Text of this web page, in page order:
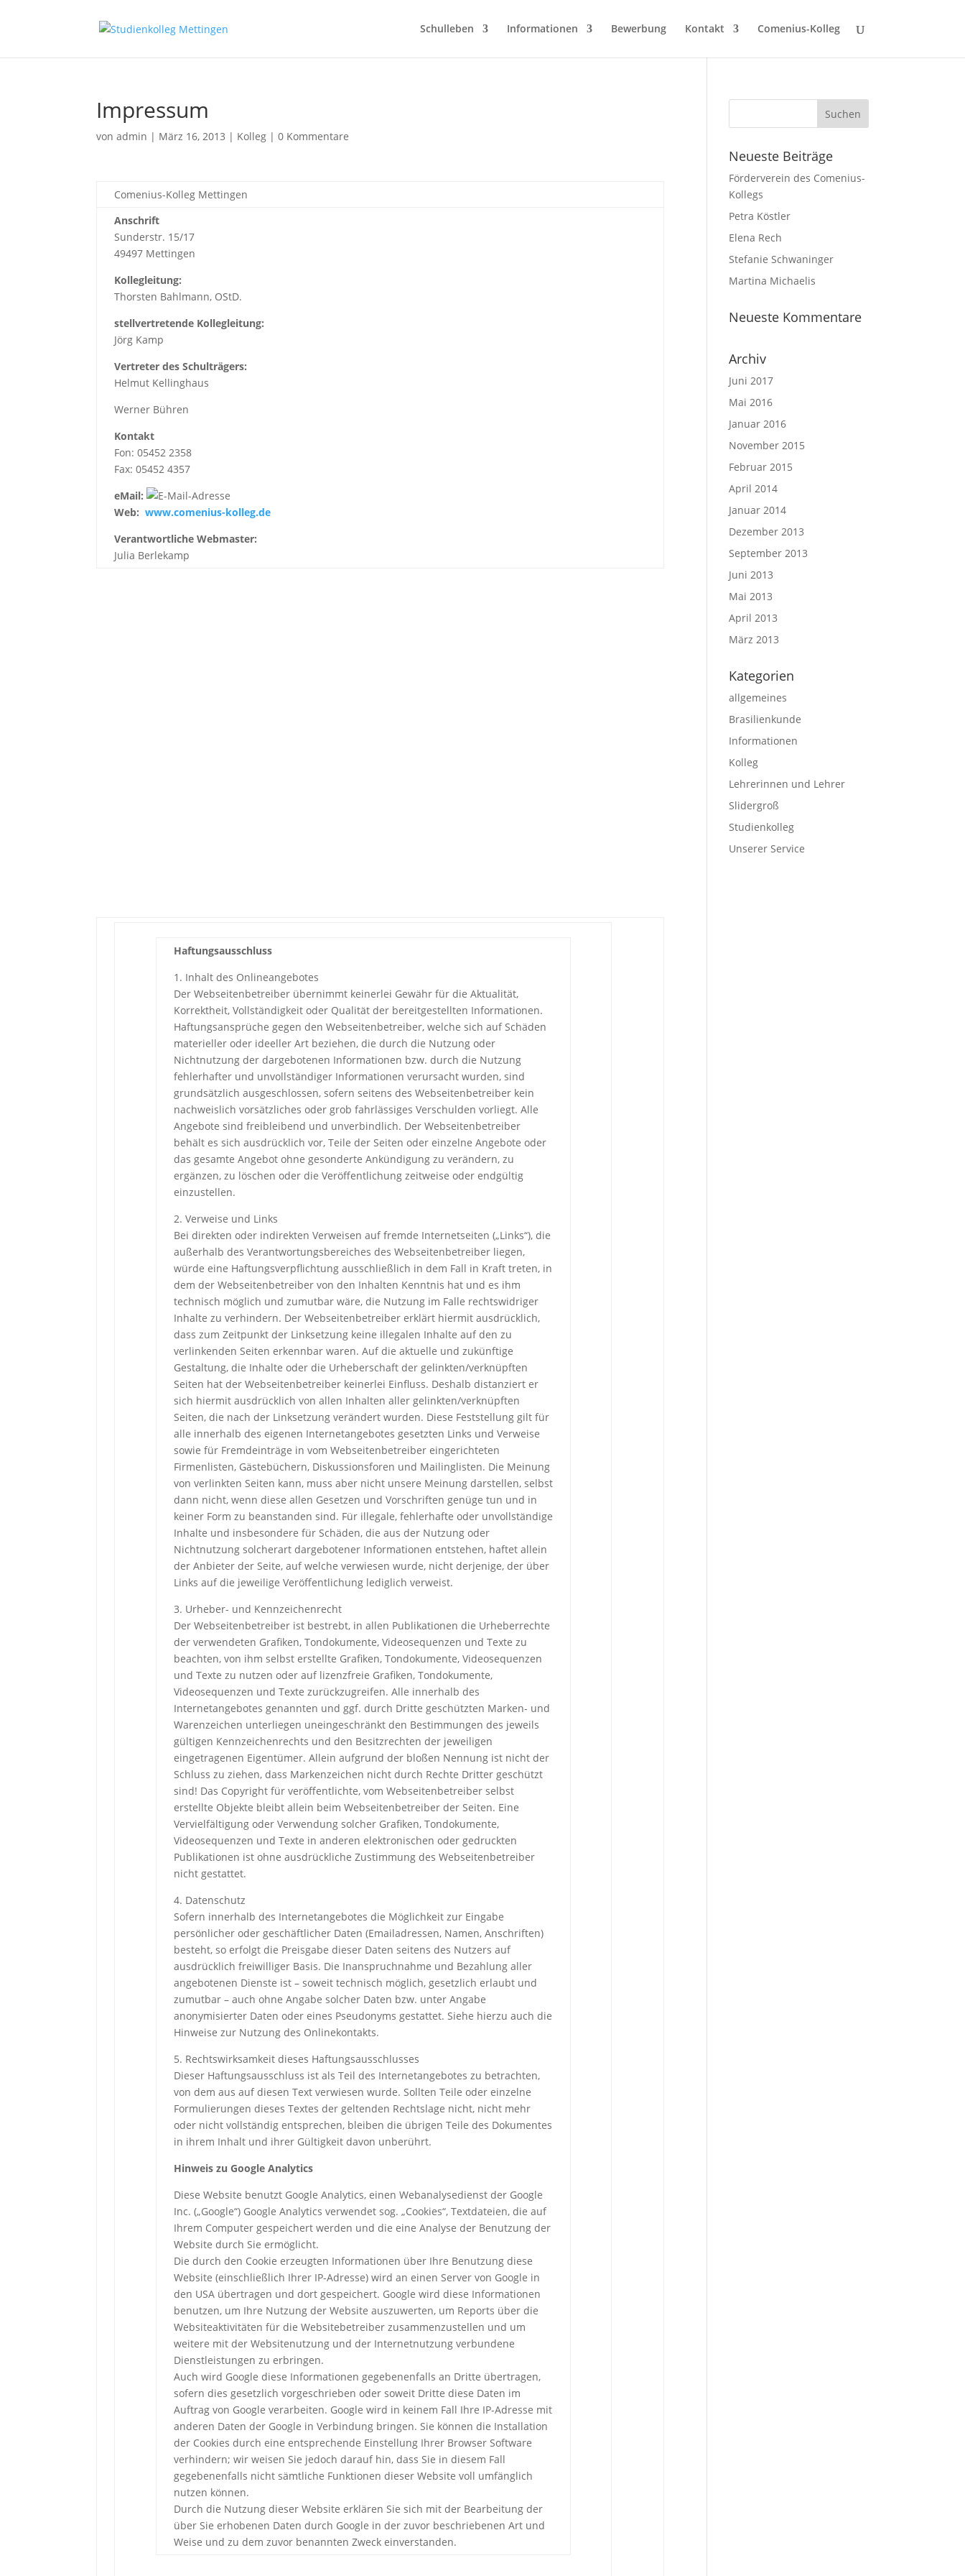
Schulleben Informationen Bewerbung Kontakt Comenius-Kolleg
Impressum
vonadmin | März 16, 2013 | Kolleg |0 Kommentare
Comenius-Kolleg Mettingen
Anschrift
Sunderstr. 15/17
49497 Mettingen
Kollegleitung:
Thorsten Bahlmann, OStD.
stellvertretende Kollegleitung:
Jörg Kamp
Vertreter des Schulträgers:
Helmut Kellinghaus
Werner Bühren
Kontakt
Fon: 05452 2358
Fax: 05452 4357
eMail:
Web:www.comenius-kolleg.de
Verantwortliche Webmaster:
Julia Berlekamp
Haftungsausschluss
1. Inhalt des Onlineangebotes
Der Webseitenbetreiber übernimmt keinerlei Gewähr für die Aktualität,
Korrektheit, Vollständigkeit oder Qualität der bereitgestellten Informationen.
Haftungsansprüche gegen den Webseitenbetreiber, welche sich auf Schäden
materieller oder ideeller Art beziehen, die durch die Nutzung oder
Nichtnutzung der dargebotenen Informationen bzw. durch die Nutzung
fehlerhafter und unvollständiger Informationen verursacht wurden, sind
grundsätzlich ausgeschlossen, sofern seitens des Webseitenbetreiber kein
nachweislich vorsätzliches oder grob fahrlässiges Verschulden vorliegt. Alle
Angebote sind freibleibend und unverbindlich. Der Webseitenbetreiber
behält es sich ausdrücklich vor, Teile der Seiten oder einzelne Angebote oder
das gesamte Angebot ohne gesonderte Ankündigung zu verändern, zu
ergänzen, zu löschen oder die Veröffentlichung zeitweise oder endgültig
einzustellen.
2. Verweise und Links
Bei direkten oder indirekten Verweisen auf fremde Internetseiten („Links“), die
außerhalb des Verantwortungsbereiches des Webseitenbetreiber liegen,
würde eine Haftungsverpflichtung ausschließlich in dem Fall in Kraft treten, in
dem der Webseitenbetreiber von den Inhalten Kenntnis hat und es ihm
technisch möglich und zumutbar wäre, die Nutzung im Falle rechtswidriger
Inhalte zu verhindern. Der Webseitenbetreiber erklärt hiermit ausdrücklich,
dass zum Zeitpunkt der Linksetzung keine illegalen Inhalte auf den zu
verlinkenden Seiten erkennbar waren. Auf die aktuelle und zukünftige
Gestaltung, die Inhalte oder die Urheberschaft der gelinkten/verknüpften
Seiten hat der Webseitenbetreiber keinerlei Einfluss. Deshalb distanziert er
sich hiermit ausdrücklich von allen Inhalten aller gelinkten/verknüpften
Seiten, die nach der Linksetzung verändert wurden. Diese Feststellung gilt für
alle innerhalb des eigenen Internetangebotes gesetzten Links und Verweise
sowie für Fremdeinträge in vom Webseitenbetreiber eingerichteten
Firmenlisten, Gästebüchern, Diskussionsforen und Mailinglisten. Die Meinung
von verlinkten Seiten kann, muss aber nicht unsere Meinung darstellen, selbst
dann nicht, wenn diese allen Gesetzen und Vorschriften genüge tun und in
keiner Form zu beanstanden sind. Für illegale, fehlerhafte oder unvollständige
Inhalte und insbesondere für Schäden, die aus der Nutzung oder
Nichtnutzung solcherart dargebotener Informationen entstehen, haftet allein
der Anbieter der Seite, auf welche verwiesen wurde, nicht derjenige, der über
Links auf die jeweilige Veröffentlichung lediglich verweist.
3. Urheber- und Kennzeichenrecht
Der Webseitenbetreiber ist bestrebt, in allen Publikationen die Urheberrechte
der verwendeten Grafiken, Tondokumente, Videosequenzen und Texte zu
beachten, von ihm selbst erstellte Grafiken, Tondokumente, Videosequenzen
und Texte zu nutzen oder auf lizenzfreie Grafiken, Tondokumente,
Videosequenzen und Texte zurückzugreifen. Alle innerhalb des
Internetangebotes genannten und ggf. durch Dritte geschützten Marken- und
Warenzeichen unterliegen uneingeschränkt den Bestimmungen des jeweils
gültigen Kennzeichenrechts und den Besitzrechten der jeweiligen
eingetragenen Eigentümer. Allein aufgrund der bloßen Nennung ist nicht der
Schluss zu ziehen, dass Markenzeichen nicht durch Rechte Dritter geschützt
sind! Das Copyright für veröffentlichte, vom Webseitenbetreiber selbst
erstellte Objekte bleibt allein beim Webseitenbetreiber der Seiten. Eine
Vervielfältigung oder Verwendung solcher Grafiken, Tondokumente,
Videosequenzen und Texte in anderen elektronischen oder gedruckten
Publikationen ist ohne ausdrückliche Zustimmung des Webseitenbetreiber
nicht gestattet.
4. Datenschutz
Sofern innerhalb des Internetangebotes die Möglichkeit zur Eingabe
persönlicher oder geschäftlicher Daten (Emailadressen, Namen, Anschriften)
besteht, so erfolgt die Preisgabe dieser Daten seitens des Nutzers auf
ausdrücklich freiwilliger Basis. Die Inanspruchnahme und Bezahlung aller
angebotenen Dienste ist – soweit technisch möglich, gesetzlich erlaubt und
zumutbar – auch ohne Angabe solcher Daten bzw. unter Angabe
anonymisierter Daten oder eines Pseudonyms gestattet. Siehe hierzu auch die
Hinweise zur Nutzung des Onlinekontakts.
5. Rechtswirksamkeit dieses Haftungsausschlusses
Dieser Haftungsausschluss ist als Teil des Internetangebotes zu betrachten,
von dem aus auf diesen Text verwiesen wurde. Sollten Teile oder einzelne
Formulierungen dieses Textes der geltenden Rechtslage nicht, nicht mehr
oder nicht vollständig entsprechen, bleiben die übrigen Teile des Dokumentes
in ihrem Inhalt und ihrer Gültigkeit davon unberührt.
Hinweis zu Google Analytics
Diese Website benutzt Google Analytics, einen Webanalysedienst der Google
Inc. („Google“) Google Analytics verwendet sog. „Cookies“, Textdateien, die auf
Ihrem Computer gespeichert werden und die eine Analyse der Benutzung der
Website durch Sie ermöglicht.
Die durch den Cookie erzeugten Informationen über Ihre Benutzung diese
Website (einschließlich Ihrer IP-Adresse) wird an einen Server von Google in
den USA übertragen und dort gespeichert. Google wird diese Informationen
benutzen, um Ihre Nutzung der Website auszuwerten, um Reports über die
Websiteaktivitäten für die Websitebetreiber zusammenzustellen und um
weitere mit der Websitenutzung und der Internetnutzung verbundene
Dienstleistungen zu erbringen.
Auch wird Google diese Informationen gegebenenfalls an Dritte übertragen,
sofern dies gesetzlich vorgeschrieben oder soweit Dritte diese Daten im
Auftrag von Google verarbeiten. Google wird in keinem Fall Ihre IP-Adresse mit
anderen Daten der Google in Verbindung bringen. Sie können die Installation
der Cookies durch eine entsprechende Einstellung Ihrer Browser Software
verhindern; wir weisen Sie jedoch darauf hin, dass Sie in diesem Fall
gegebenenfalls nicht sämtliche Funktionen dieser Website voll umfänglich
nutzen können.
Durch die Nutzung dieser Website erklären Sie sich mit der Bearbeitung der
über Sie erhobenen Daten durch Google in der zuvor beschriebenen Art und
Weise und zu dem zuvor benannten Zweck einverstanden.
Neueste Beiträge
Förderverein des Comenius-
Kollegs
Petra Köstler
Elena Rech
Stefanie Schwaninger
Martina Michaelis
Neueste Kommentare
Archiv
Juni 2017
Mai 2016
Januar 2016
November 2015
Februar 2015
April 2014
Januar 2014
Dezember 2013
September 2013
Juni 2013
Mai 2013
April 2013
März 2013
Kategorien
allgemeines
Brasilienkunde
Informationen
Kolleg
Lehrerinnen und Lehrer
Slidergroß
Studienkolleg
Unserer Service